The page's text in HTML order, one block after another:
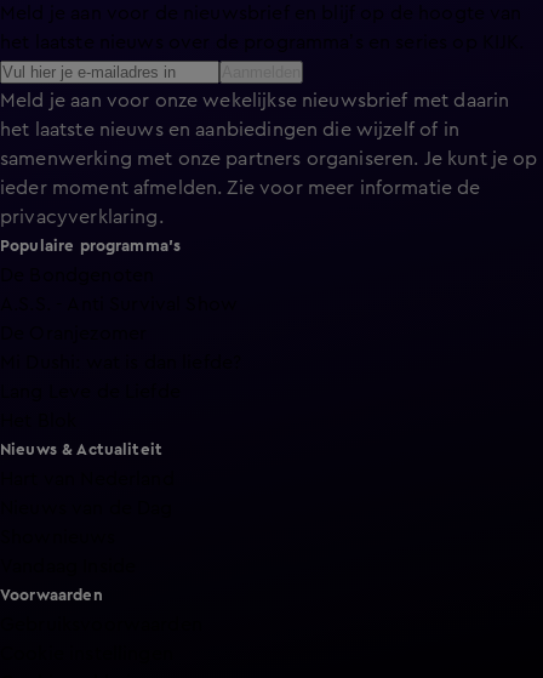
Meld je aan voor de nieuwsbrief en blijf op de hoogte van
het laatste nieuws over de programma’s en series op KIJK.
Meld je aan voor onze wekelijkse nieuwsbrief met daarin
het laatste nieuws en aanbiedingen die wijzelf of in
samenwerking met onze partners organiseren. Je kunt je op
ieder moment afmelden. Zie voor meer informatie de
privacyverklaring.
Populaire programma's
Nieuws & Actualiteit
Voorwaarden